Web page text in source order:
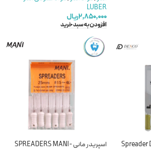
LUBER
۲,۸۵۰,۰۰۰ریال
افزودن به سبد خرید
اسپریدر مانی -SPREADERS MANI